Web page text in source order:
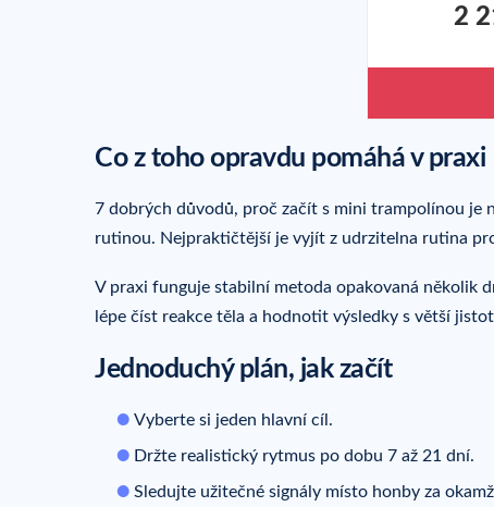
2
Co z toho opravdu pomáhá v praxi
7 dobrých důvodů, proč začít s mini trampolínou je
rutinou. Nejpraktičtější je vyjít z udrzitelna rutina
V praxi funguje stabilní metoda opakovaná několik
lépe číst reakce těla a hodnotit výsledky s větší
Jednoduchý plán, jak začít
Vyberte si jeden hlavní cíl.
Držte realistický rytmus po dobu 7 až 21 dní.
Sledujte užitečné signály místo honby za